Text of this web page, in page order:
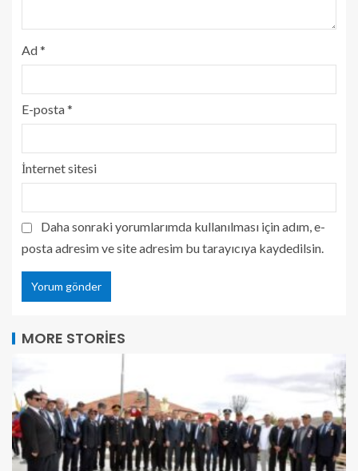
Ad*
E-posta*
İnternet sitesi
Daha sonraki yorumlarımda kullanılması için adım, e-
posta adresim ve site adresim bu tarayıcıya kaydedilsin.
MORE STORIES